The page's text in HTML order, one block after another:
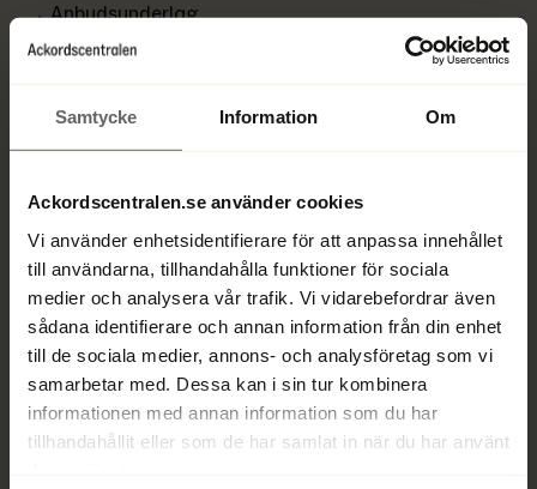
Samtycke Information Om
Ackordscentralen.se använder cookies
Vi använder enhetsidentifierare för att anpassa innehållet
till användarna, tillhandahålla funktioner för sociala
medier och analysera vår trafik. Vi vidarebefordrar även
sådana identifierare och annan information från din enhet
till de sociala medier, annons- och analysföretag som vi
samarbetar med. Dessa kan i sin tur kombinera
informationen med annan information som du har
tillhandahållit eller som de har samlat in när du har använt
Anbudsunderlag
PDF